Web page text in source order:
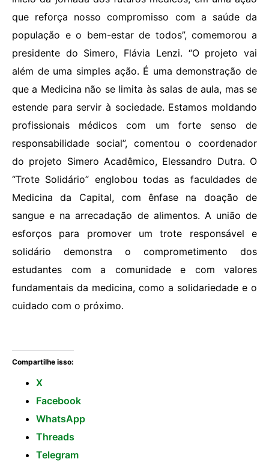
que reforça nosso compromisso com a saúde da
população e o bem-estar de todos”, comemorou a
presidente do Simero, Flávia Lenzi. “O projeto vai
além de uma simples ação. É uma demonstração de
que a Medicina não se limita às salas de aula, mas se
estende para servir à sociedade. Estamos moldando
profissionais médicos com um forte senso de
responsabilidade social”, comentou o coordenador
do projeto Simero Acadêmico, Elessandro Dutra. O
“Trote Solidário” englobou todas as faculdades de
Medicina da Capital, com ênfase na doação de
sangue e na arrecadação de alimentos. A união de
esforços para promover um trote responsável e
solidário demonstra o comprometimento dos
estudantes com a comunidade e com valores
fundamentais da medicina, como a solidariedade e o
cuidado com o próximo.
Compartilhe isso:
X
Facebook
WhatsApp
Threads
Telegram